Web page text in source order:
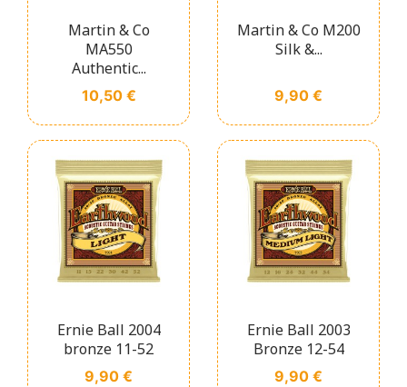
Martin & Co
MA550
Authentic...
Prix
10,50 €
Martin & Co M200
Silk &...
Prix
9,90 €
Ernie Ball 2004
bronze 11-52
Prix
9,90 €
Ernie Ball 2003
Bronze 12-54
Prix
9,90 €